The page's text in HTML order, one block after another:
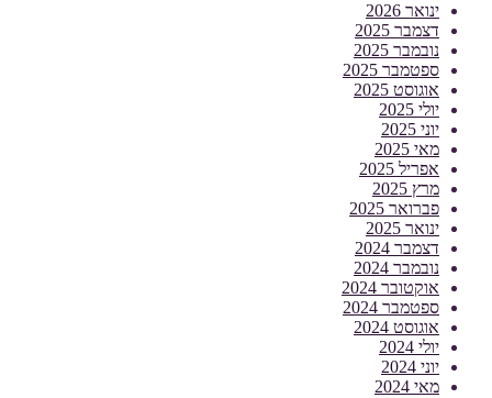
ינואר 2026
דצמבר 2025
נובמבר 2025
ספטמבר 2025
אוגוסט 2025
יולי 2025
יוני 2025
מאי 2025
אפריל 2025
מרץ 2025
פברואר 2025
ינואר 2025
דצמבר 2024
נובמבר 2024
אוקטובר 2024
ספטמבר 2024
אוגוסט 2024
יולי 2024
יוני 2024
מאי 2024